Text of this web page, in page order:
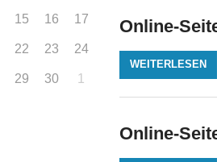
Online-
WEITERLESEN
Online-
15 16 17
22 23 24
29 30 1